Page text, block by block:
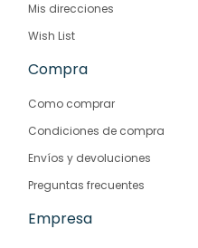
Mis direcciones
Wish List
Compra
Como comprar
Condiciones de compra
Envíos y devoluciones
Preguntas frecuentes
Empresa